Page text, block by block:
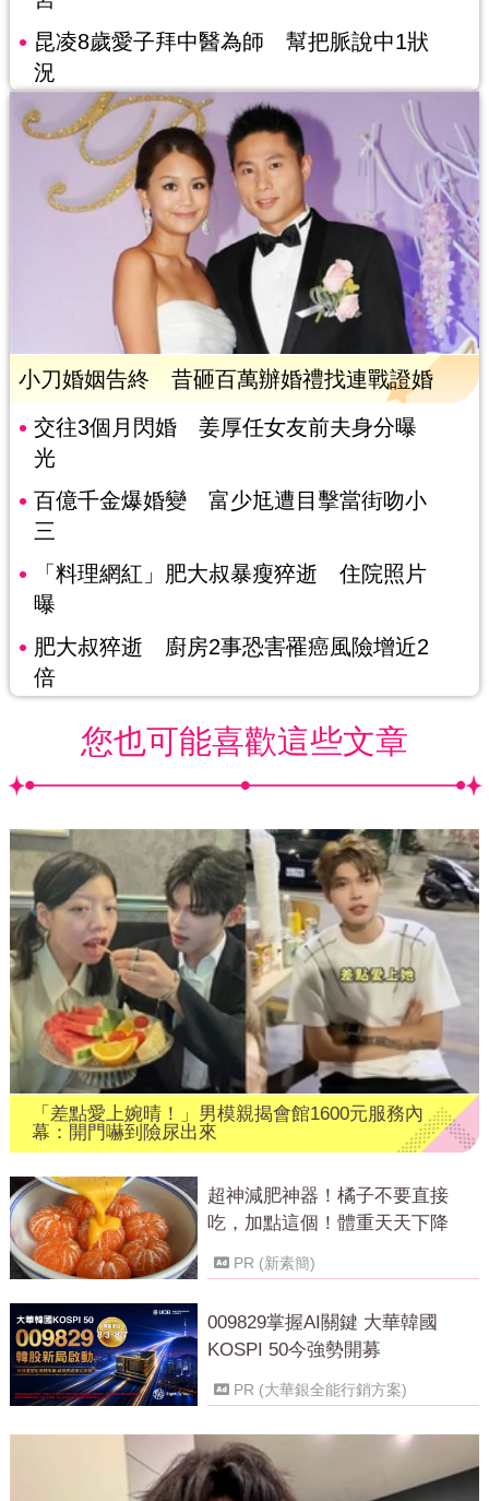
昆凌8歲愛子拜中醫為師 幫把脈說中1狀
況
小刀婚姻告終 昔砸百萬辦婚禮找連戰證婚
交往3個月閃婚 姜厚任女友前夫身分曝
光
百億千金爆婚變 富少尪遭目擊當街吻小
三
「料理網紅」肥大叔暴瘦猝逝 住院照片
曝
肥大叔猝逝 廚房2事恐害罹癌風險增近2
倍
您也可能喜歡這些文章
「差點愛上婉晴！」男模親揭會館1600元服務內
幕：開門嚇到險尿出來
超神減肥神器！橘子不要直接
吃，加點這個！體重天天下降
PR (新素簡)
009829掌握AI關鍵 大華韓國
KOSPI 50今強勢開募
PR (大華銀全能行銷方案)